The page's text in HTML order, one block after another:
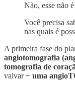
Não, esse não
Você precisa
nas quais é
A primeira fase do
angiotomografia
tomografia de
valvar + uma